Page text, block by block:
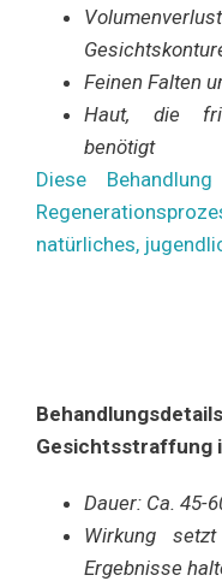
Feinen Falten
Haut, die
benötigt
Diese
natürliches,
Gesichtsstraffung
Dauer: Ca. 45-
Wirkung
Ergebnisse